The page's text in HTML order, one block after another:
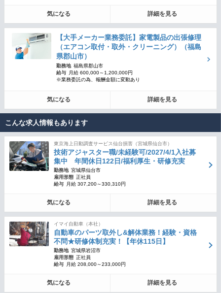
気になる 詳細を見る
【大手メーカー業務委託】家電製品の出張修理
（エアコン取付・取外・クリーニング）（福島
県郡山市）
勤務地 福島県郡山市
給与
月給 600,000～1,200,000円
※業務委託の為、報酬金額に変動あり
気になる 詳細を見る
こんな求人情報もあります
東京海上日動調査サービス仙台損害（宮城県仙台市）
技術アジャスター職/未経験可/2027/4/1入社募
集中 年間休日122日/福利厚生・研修充実
勤務地 宮城県仙台市
雇用形態 正社員
給与
月給 307,200～330,310円
気になる 詳細を見る
イマイ自動車（本社）
自動車のパーツ取外し&解体業務！経験・資格
不問★研修体制充実！【年休115日】
勤務地 宮城県岩沼市
雇用形態 正社員
給与
月給 208,000～233,000円
気になる 詳細を見る